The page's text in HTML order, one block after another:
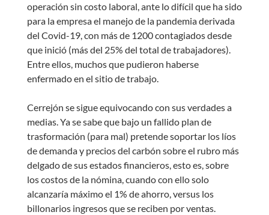
operación sin costo laboral, ante lo difícil que ha sido
para la empresa el manejo de la pandemia derivada
del Covid-19, con más de 1200 contagiados desde
que inició (más del 25% del total de trabajadores).
Entre ellos, muchos que pudieron haberse
enfermado en el sitio de trabajo.
Cerrejón se sigue equivocando con sus verdades a
medias. Ya se sabe que bajo un fallido plan de
trasformación (para mal) pretende soportar los líos
de demanda y precios del carbón sobre el rubro más
delgado de sus estados financieros, esto es, sobre
los costos de la nómina, cuando con ello solo
alcanzaría máximo el 1% de ahorro, versus los
billonarios ingresos que se reciben por ventas.